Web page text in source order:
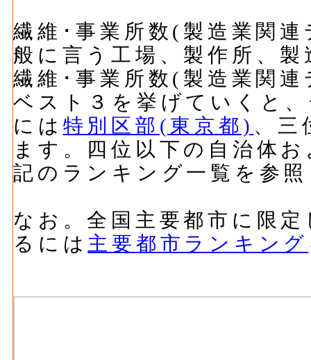
繊維･事業所数(製造業関
般に言う工場、製作所、
繊維･事業所数(製造業関
ベスト３を挙げていくと
には 特別区部(東京都) 、三
ます。四位以下の自治体
記のランキング一覧を参
なお。全国主要都市に限
るには 主要都市ランキング